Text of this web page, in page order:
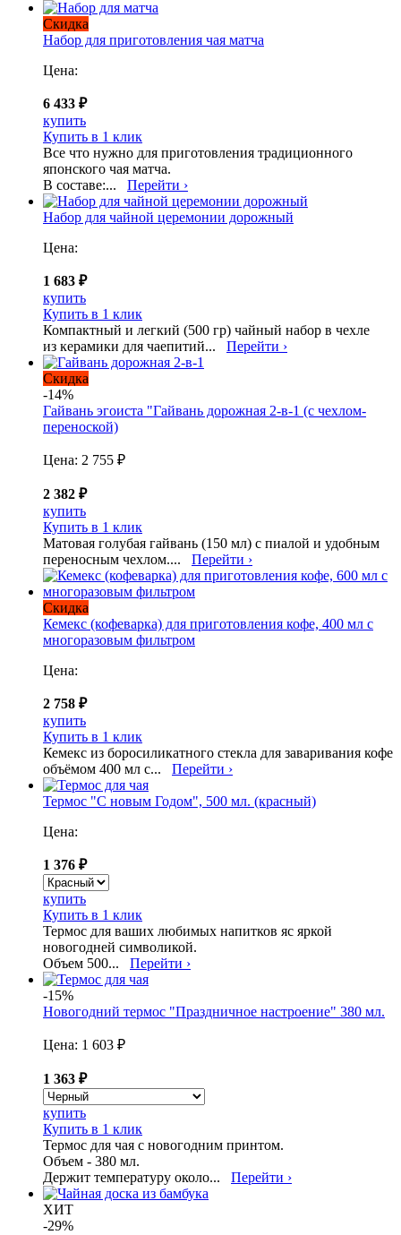
Скидка
Набор для приготовления чая матча
Цена:
6 433 ₽
купить
Купить в 1 клик
Все что нужно для приготовления традиционного
японского чая матча.
В составе:... Перейти ›
Набор для чайной церемонии дорожный
Цена:
1 683 ₽
купить
Купить в 1 клик
Компактный и легкий (500 гр) чайный набор в чехле
из керамики для чаепитий... Перейти ›
Скидка
-14%
Гайвань эгоиста "Гайвань дорожная 2-в-1 (с чехлом-
переноской)
Цена: 2 755 ₽
2 382 ₽
купить
Купить в 1 клик
Матовая голубая гайвань (150 мл) с пиалой и удобным
переносным чехлом.... Перейти ›
Скидка
Кемекс (кофеварка) для приготовления кофе, 400 мл с
многоразовым фильтром
Цена:
2 758 ₽
купить
Купить в 1 клик
Кемекс из боросиликатного стекла для заваривания кофе
объёмом 400 мл с... Перейти ›
Термос "С новым Годом", 500 мл. (красный)
Цена:
1 376 ₽
купить
Купить в 1 клик
Термос для ваших любимых напитков яс яркой
новогодней символикой.
Объем 500... Перейти ›
-15%
Новогодний термос "Праздничное настроение" 380 мл.
Цена: 1 603 ₽
1 363 ₽
купить
Купить в 1 клик
Термос для чая с новогодним принтом.
Объем - 380 мл.
Держит температуру около... Перейти ›
ХИТ
-29%